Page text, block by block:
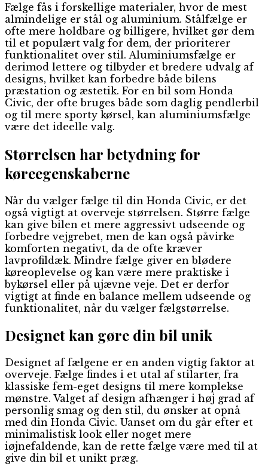
Fælge fås i forskellige materialer, hvor de mest
almindelige er stål og aluminium. Stålfælge er
ofte mere holdbare og billigere, hvilket gør dem
til et populært valg for dem, der prioriterer
funktionalitet over stil. Aluminiumsfælge er
derimod lettere og tilbyder et bredere udvalg af
designs, hvilket kan forbedre både bilens
præstation og æstetik. For en bil som Honda
Civic, der ofte bruges både som daglig pendlerbil
og til mere sporty kørsel, kan aluminiumsfælge
være det ideelle valg.
Størrelsen har betydning for
køreegenskaberne
Når du vælger fælge til din Honda Civic, er det
også vigtigt at overveje størrelsen. Større fælge
kan give bilen et mere aggressivt udseende og
forbedre vejgrebet, men de kan også påvirke
komforten negativt, da de ofte kræver
lavprofildæk. Mindre fælge giver en blødere
køreoplevelse og kan være mere praktiske i
bykørsel eller på ujævne veje. Det er derfor
vigtigt at finde en balance mellem udseende og
funktionalitet, når du vælger fælgstørrelse.
Designet kan gøre din bil unik
Designet af fælgene er en anden vigtig faktor at
overveje. Fælge findes i et utal af stilarter, fra
klassiske fem-eget designs til mere komplekse
mønstre. Valget af design afhænger i høj grad af
personlig smag og den stil, du ønsker at opnå
med din Honda Civic. Uanset om du går efter et
minimalistisk look eller noget mere
iøjnefaldende, kan de rette fælge være med til at
give din bil et unikt præg.